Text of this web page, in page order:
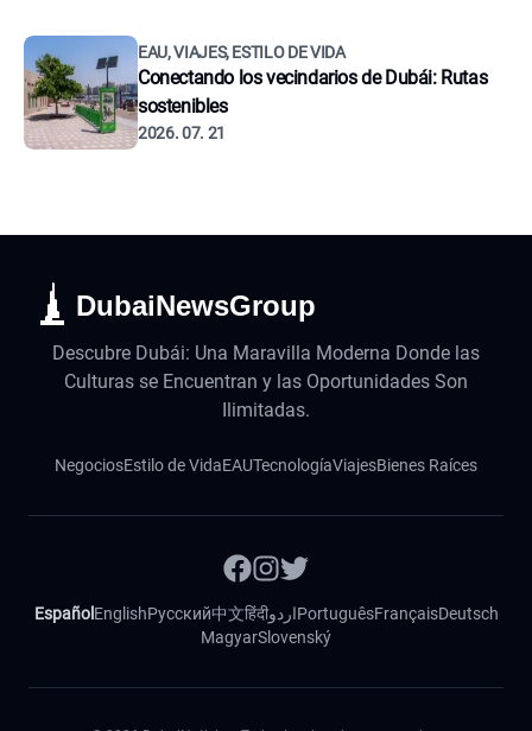
EAU, VIAJES, ESTILO DE VIDA
Conectando los vecindarios de Dubái: Rutas
sostenibles
2026. 07. 21
DubaiNewsGroup
Descubre Dubái: Una Maravilla Moderna Donde las
Culturas se Encuentran y las Oportunidades Son
Ilimitadas.
NegociosEstilo de VidaEAUTecnologíaViajesBienes Raíces
Español EnglishРусский中文हिंदीاردوPortuguêsFrançaisDeutsch
MagyarSlovenský